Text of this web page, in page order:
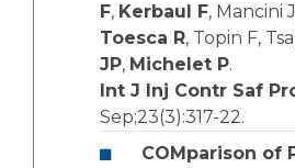
F, Kerbaul F, Mancini
Toesca R, Topin F,
JP, Michelet P.
Int J Inj Contr Saf
Sep;23(3):317-22.
COMparison of